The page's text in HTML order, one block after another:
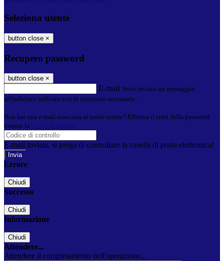
Seleziona utente
button close ×
Recupero password
button close ×
E-mail Verrà inviato un messaggio
all'indirizzo indicato con le istruzioni necessarie.
Non hai una e-mail associata al nome utente? Effettua il reset della password
tramite la
E-mail inviata, si prega di controllare la casella di posta elettronica!
Errore
Chiudi
Successo
Chiudi
Informazione
Chiudi
Attendere...
Attendere il completamento dell'operazione...